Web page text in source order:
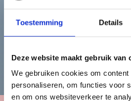
Toestemming Details
Deze website maakt gebruik van
We gebruiken cookies om
personaliseren, om functies voor
en om ons websiteverkeer te
Heren
Bekijk de